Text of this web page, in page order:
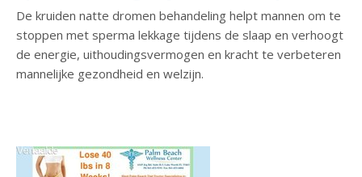
De kruiden natte dromen behandeling helpt mannen om te
stoppen met sperma lekkage tijdens de slaap en verhoogt
de energie, uithoudingsvermogen en kracht te verbeteren
mannelijke gezondheid en welzijn.